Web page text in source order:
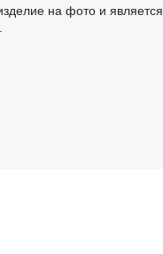
на фото и является